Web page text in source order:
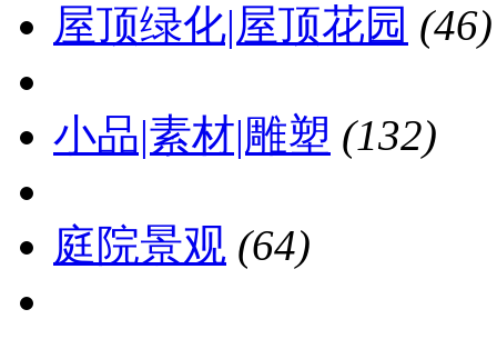
屋顶绿化|屋顶花园 (46)
小品|素材|雕塑 (132)
庭院景观 (64)